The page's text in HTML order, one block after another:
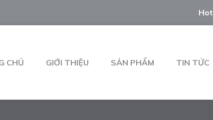
CHỦ GIỚI THIỆU SẢN PHẨM TIN TỨC